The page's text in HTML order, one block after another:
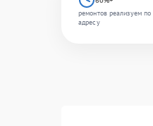
ремонтов реализуем
адресу